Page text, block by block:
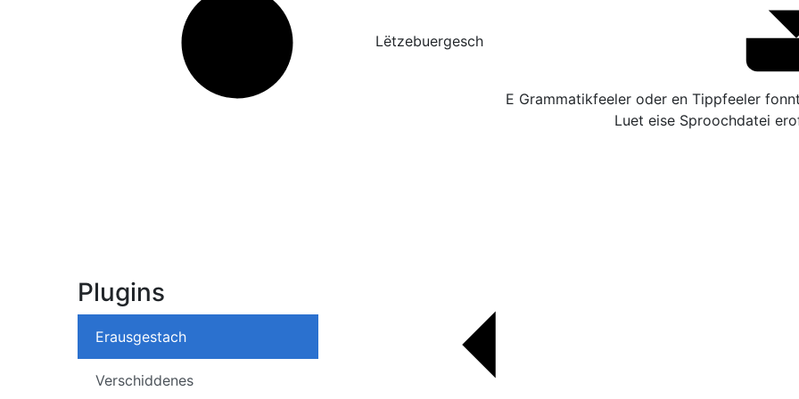
Lëtzebuergesch
E Grammatikfeeler oder en Tippfeeler
Luet eise Sproochdatei
Plugins
Erausgestach
Verschiddenes